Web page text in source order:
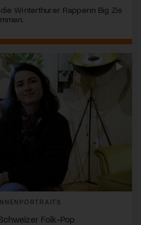
Winterthurer Rapperin Big Zis
Folk-Pop